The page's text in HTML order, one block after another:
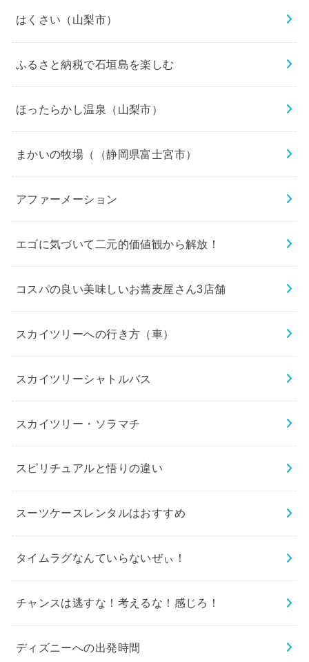
はくさい（山梨市）
ふるさと納税で石垣島を楽しむ
ほったらかし温泉（山梨市）
まかいの牧場（（静岡県富士宮市）
アファーメーション
エゴに気づいて二元的価値観から解放！
コスパの良い美味しいお蕎麦屋さん3店舗
スカイツリーへの行き方（車）
スカイツリーシャトルバス
スカイツリー・ソラマチ
スピリチュアルと悟りの違い
スーツケースレンタルはおすすめ
タイムラグなんていらないぜぃ！
チャンスは逃すな！考えるな！感じろ！
ディズニーへの出発時間